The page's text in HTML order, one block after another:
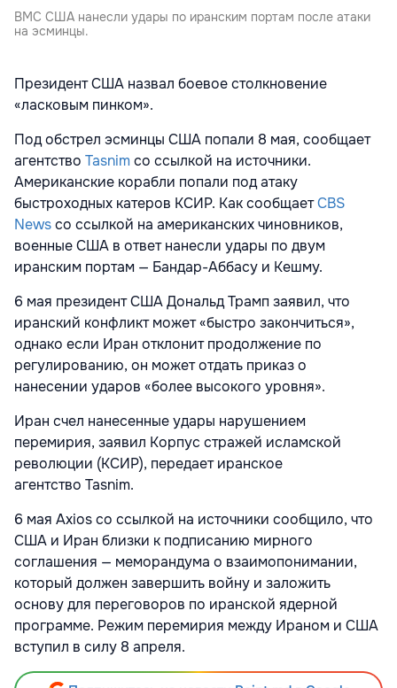
ВМС США нанесли удары по иранским портам после атаки
на эсминцы.
Президент США назвал боевое столкновение
«ласковым пинком».
Под обстрел эсминцы США попали 8 мая, сообщает
агентство Tasnim со ссылкой на источники.
Американские корабли попали под атаку
быстроходных катеров КСИР. Как сообщаетCBS
Newsсо ссылкой на американских чиновников,
военные США в ответ нанесли удары по двум
иранским портам — Бандар-Аббасу и Кешму.
6 мая президент США Дональд Трамп заявил, что
иранский конфликт может «быстро закончиться»,
однако если Иран отклонит продолжение по
регулированию, он может отдать приказ о
нанесении ударов «более высокого уровня».
Иран счел нанесенные удары нарушением
перемирия, заявил Корпус стражей исламской
революции (КСИР), передает иранское
агентство Tasnim.
6 мая Axios со ссылкой на источники сообщило, что
США и Иран близки к подписанию мирного
соглашения — меморандума о взаимопонимании,
который должен завершить войну и заложить
основу для переговоров по иранской ядерной
программе. Режим перемирия между Ираном и США
вступил в силу 8 апреля.